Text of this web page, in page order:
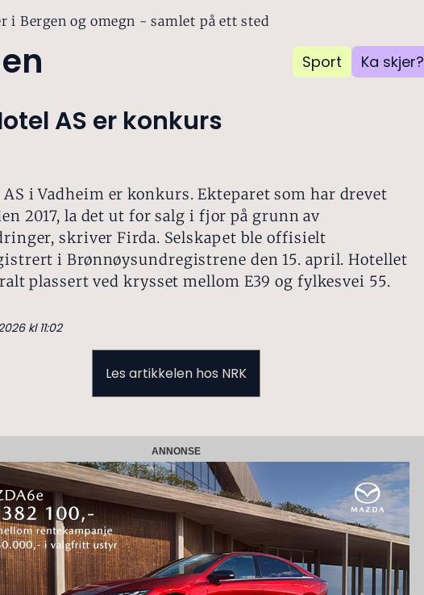
i Bergen og omegn - samlet på ett sted
Sport Ka skjer?
AS er konkurs
AS i Vadheim er konkurs. Ekteparet som har drevet
2017, la det ut for salg i fjor på grunn av
skriver Firda. Selskapet ble offisielt
i Brønnøysundregistrene den 15. april. Hotellet
plassert ved krysset mellom E39 og fylkesvei 55.
kl 11:02
Les artikkelen hos NRK
ANNONSE